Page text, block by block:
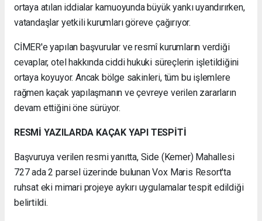
ortaya atılan iddialar kamuoyunda büyük yankı uyandırırken,
vatandaşlar yetkili kurumları göreve çağırıyor.
CİMER'e yapılan başvurular ve resmî kurumların verdiği
cevaplar, otel hakkında ciddi hukuki süreçlerin işletildiğini
ortaya koyuyor. Ancak bölge sakinleri, tüm bu işlemlere
rağmen kaçak yapılaşmanın ve çevreye verilen zararların
devam ettiğini öne sürüyor.
RESMİ YAZILARDA KAÇAK YAPI TESPİTİ
Başvuruya verilen resmi yanıtta, Side (Kemer) Mahallesi
727 ada 2 parsel üzerinde bulunan Vox Maris Resort'ta
ruhsat eki mimari projeye aykırı uygulamalar tespit edildiği
belirtildi.